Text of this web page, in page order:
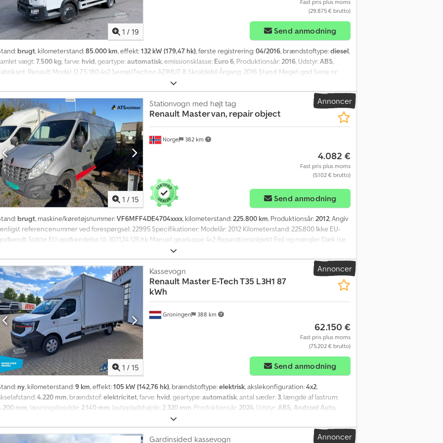
1 / 19
Fast pris plus moms
(29.875 € brutto)
Send anmodning
brugt, kilometerstand:85.000 km, effekt:132 kW (179,47 hk), første registrering:04/2016, brændstoftype:diesel,
vægt:7.500 kg, farve: hvid, geartype:automatisk, emissionsklasse: Euro 6, Produktionsår:2016, Udstyr:ABS,
Renault Model: D 7.5 180 4x2 Semat/Techno AZIMUT 8 Skraldebil Årgang: 2016 Stand: Meget god Serie nr.:
VF6WTAG40F2452754 Ref. nr.: 1367932 HK: 180 Km: 85.000 Gearkasse: Automatisk Eurotype: 6 Dcsdpfew Hkcpjx Anzjk
1 Tank liter: 200 L Bakkamera: ? A/C: ? Radio: ? Skivebremser: ? ABS: ? Dækstørrelse: 205/75R17.5 Mønster
80% 90% Forakselaffjedring: Fjedre Bagakselaffjedring: Fjedre Akselafstand: 3.100 mm Hydrauliksystem: ?
7.500 kg Egenvægt: 4.675 kg Lasteevne: 2.825 kg Overbygning: Semat / Techno - AZIMUT 8 m3
Annoncer
1 / 15
Norge 382 km
Stationvogn med højt tag
Renault Master van, repair object
4.082 €
Fast pris plus moms
(5.102 € brutto)
Send anmodning
brugt, maskine/køretøjsnummer:VF6MFF4DE4704xxxx, kilometerstand:225.800 km, Produktionsår:2012, Angiv
referencenummer ved forespørgsel: 22995 Specifikationer: Modelår: 2012 Kilometerstand: 225.800 Ikke EU-
Sidste EU-godkendelse til: 30.11.24 125 hk Manuel gearkasse 4x2 Reparationsobjekt Fejl og mangler Dæk (se
billeder) Svagt batteri 3 sæder Kosmetiske skader til stede El-opvarmede spejle Aircondition/AC Radio Belysning
og kører Leveringsklar Beskrivelse: Dsdpfszqn Etsx Anzsck Vi har en 2012 Renault Master 4x2 varebil til salg som
Køretøjet sælges som reparationsobjekt, da det ikke er EU-godkendt og har fejl og mangler. Ifølge
starter og kører køretøjet. Det er leveringsklart. Km: 225800 Hk: 125 Syn: Nej EU-godkendt indtil: 30.11.2024
1970 Nyttelast: 1455 Model: MASTER = Yderligere information = Kontakt ATS Norway for yderligere
Annoncer
1 / 15
Groningen 388 km
Kassevogn
Renault Master E-Tech T35 L3H1 87
kWh
62.150 €
Fast pris plus moms
(75.202 € brutto)
Send anmodning
ny, kilometerstand:9 km, effekt:105 kW (142,76 hk), brændstoftype:elektrisk, akslekonfiguration:4x2,
4.220 mm , brændstof:elektricitet , farve: hvid , geartype:automatisk , antal sæder: 3 , længde af lastrum:
mm , læsningsbredde: 2.140 mm , lastepladshøjde: 2.320 mm , Produktionsår: 2024 , Udstyr: ABS, Android Auto,
Apple CarPlay, Bluetooth, airbag, bagklap med lift, centrallås, dæktrykskontrol, el-betjent spejl, elektrisk rudehejs,
stabilitetsprogram (ESP), fartpilot, fuld servicehistorik, klimaanlæg, servostyring, sædevarmer,
traktionskontrol, tågelygter
, = Yderligere muligheder og ekstraudstyr = - Opmærksomhedsassistent - AutomatiskAnnoncer
Gardinsided kassevogn